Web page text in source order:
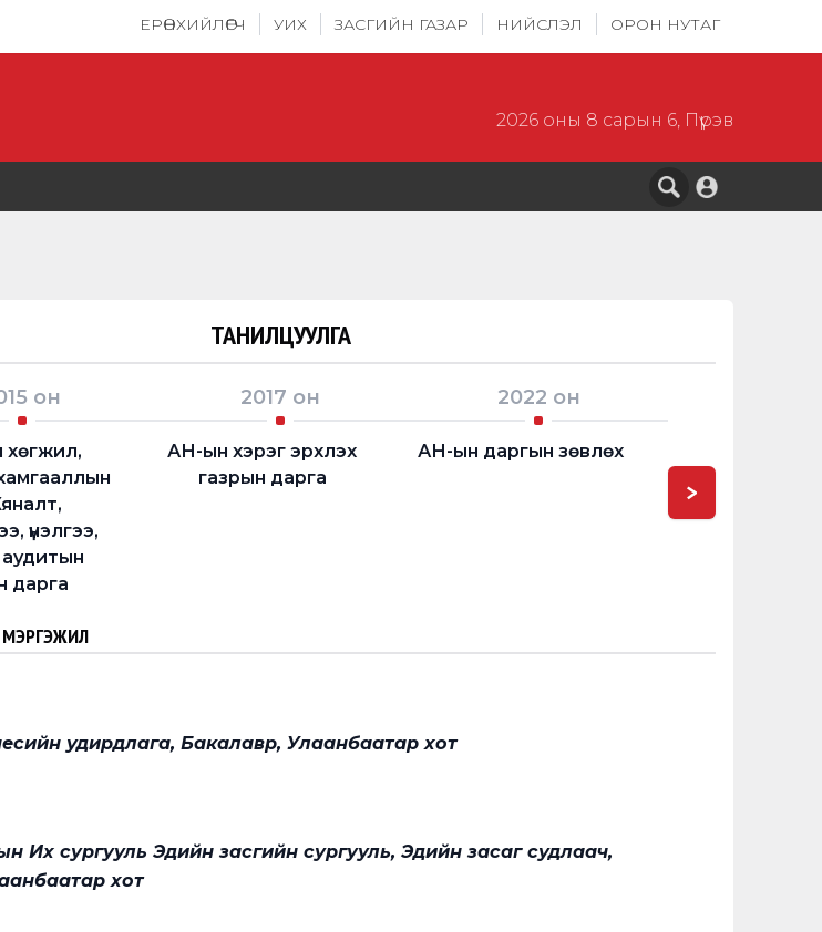
ЕРӨНХИЙЛӨГЧ УИХ ЗАСГИЙН ГАЗАР НИЙСЛЭЛ ОРОН НУТАГ
2026 оны 8 сарын 6, Пүрэв
ТАНИЛЦУУЛГА
он
хөгжил,
үнэлгээ,
дарга
2017 он
АН-ын хэрэг эрхлэх
газрын дарга
2022 он
АН-ын даргын зөвлөх
Хурлын
>
МЭРГЭЖИЛ
удирдлага, Бакалавр, Улаанбаатар хот
Их сургууль Эдийн засгийн сургууль, Эдийн засаг судлаач,
хот